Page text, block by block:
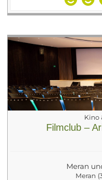
Kino
Filmclub –
Meran
Meran